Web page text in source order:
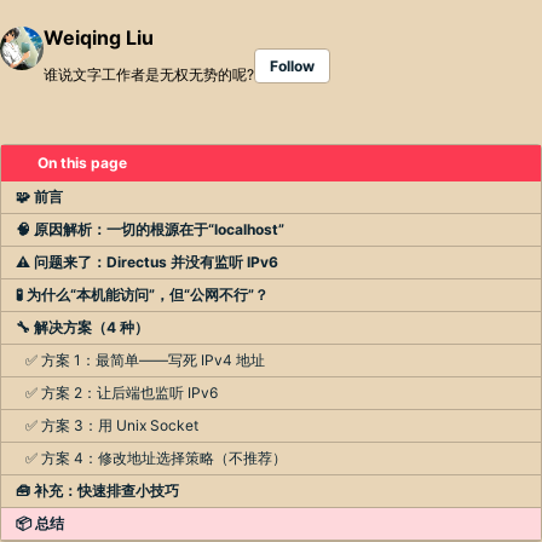
Weiqing Liu
谁说文字工作者是无权无势的呢? Follow
On this page
🧩 前言
🧠 原因解析：一切的根源在于“localhost”
⚠️ 问题来了：Directus 并没有监听 IPv6
🧪 为什么“本机能访问”，但“公网不行”？
🔧 解决方案（4 种）
✅ 方案 1：最简单——写死 IPv4 地址
✅ 方案 2：让后端也监听 IPv6
✅ 方案 3：用 Unix Socket
✅ 方案 4：修改地址选择策略（不推荐）
🧰 补充：快速排查小技巧
📦 总结